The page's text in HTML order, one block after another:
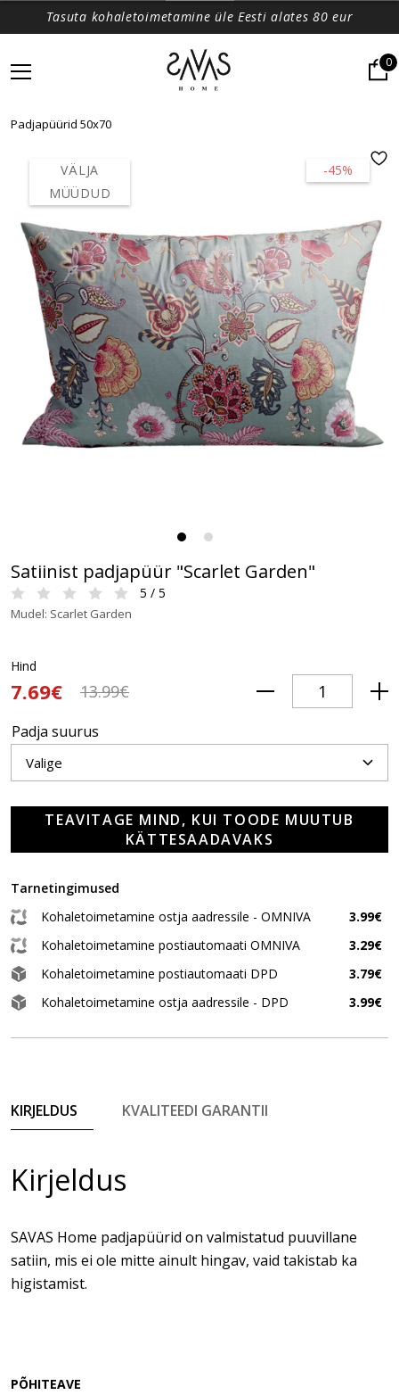
Tasuta kohaletoimetamine üle Eesti alates 80 eur
0
Padjapüürid 50x70
-45%
VÄLJA
MÜÜDUD
Satiinist padjapüür "Scarlet Garden"
5 / 5
Mudel: Scarlet Garden
Hind
7.69€ 13.99€
Padja suurus
TEAVITAGE MIND, KUI TOODE MUUTUB
KÄTTESAADAVAKS
Tarnetingimused
Kohaletoimetamine ostja aadressile - OMNIVA
3.99€
Kohaletoimetamine postiautomaati OMNIVA
3.29€
Kohaletoimetamine postiautomaati DPD
3.79€
Kohaletoimetamine ostja aadressile - DPD
3.99€
KIRJELDUS KVALITEEDI GARANTII
Kirjeldus
SAVAS Home padjapüürid on valmistatud puuvillane
satiin, mis ei ole mitte ainult hingav, vaid takistab ka
higistamist.
PÕHITEAVE